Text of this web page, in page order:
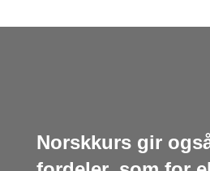
Norskkurs gir